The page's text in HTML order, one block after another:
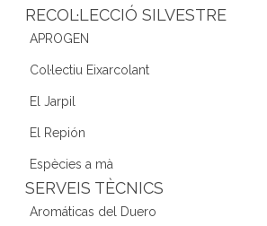
RECOL·LECCIÓ SILVESTRE
APROGEN
Col·lectiu Eixarcolant
El Jarpil
El Repión
Espècies a mà
SERVEIS TÈCNICS
Aromáticas del Duero